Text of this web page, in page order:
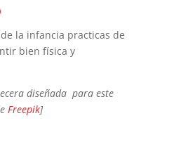
la infancia practicas de
bien física y
diseñada para este
Freepik]